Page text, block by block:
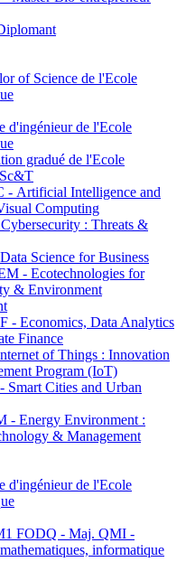
of Science de l'Ecole
d'ingénieur de l'Ecole
gradué de l'Ecole
Artificial Intelligence and
Computing
: Threats &
Science for Business
- Ecotechnologies for
& Environment
- Economics, Data Analytics
Finance
of Things : Innovation
Program (IoT)
Smart Cities and Urban
- Energy Environment :
& Management
d'ingénieur de l'Ecole
FODQ - Maj. QMI -
informatique